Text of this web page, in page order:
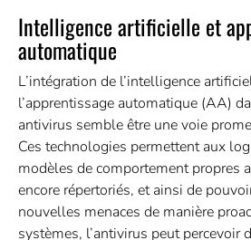
Intelligence artificielle et
automatique
L’intégration de l’intelligence
l’apprentissage automatique (AA)
antivirus semble être une voie
Ces technologies permettent aux
modèles de comportement propres
encore répertoriés, et ainsi de
nouvelles menaces de manière
systèmes, l’antivirus peut percevoir